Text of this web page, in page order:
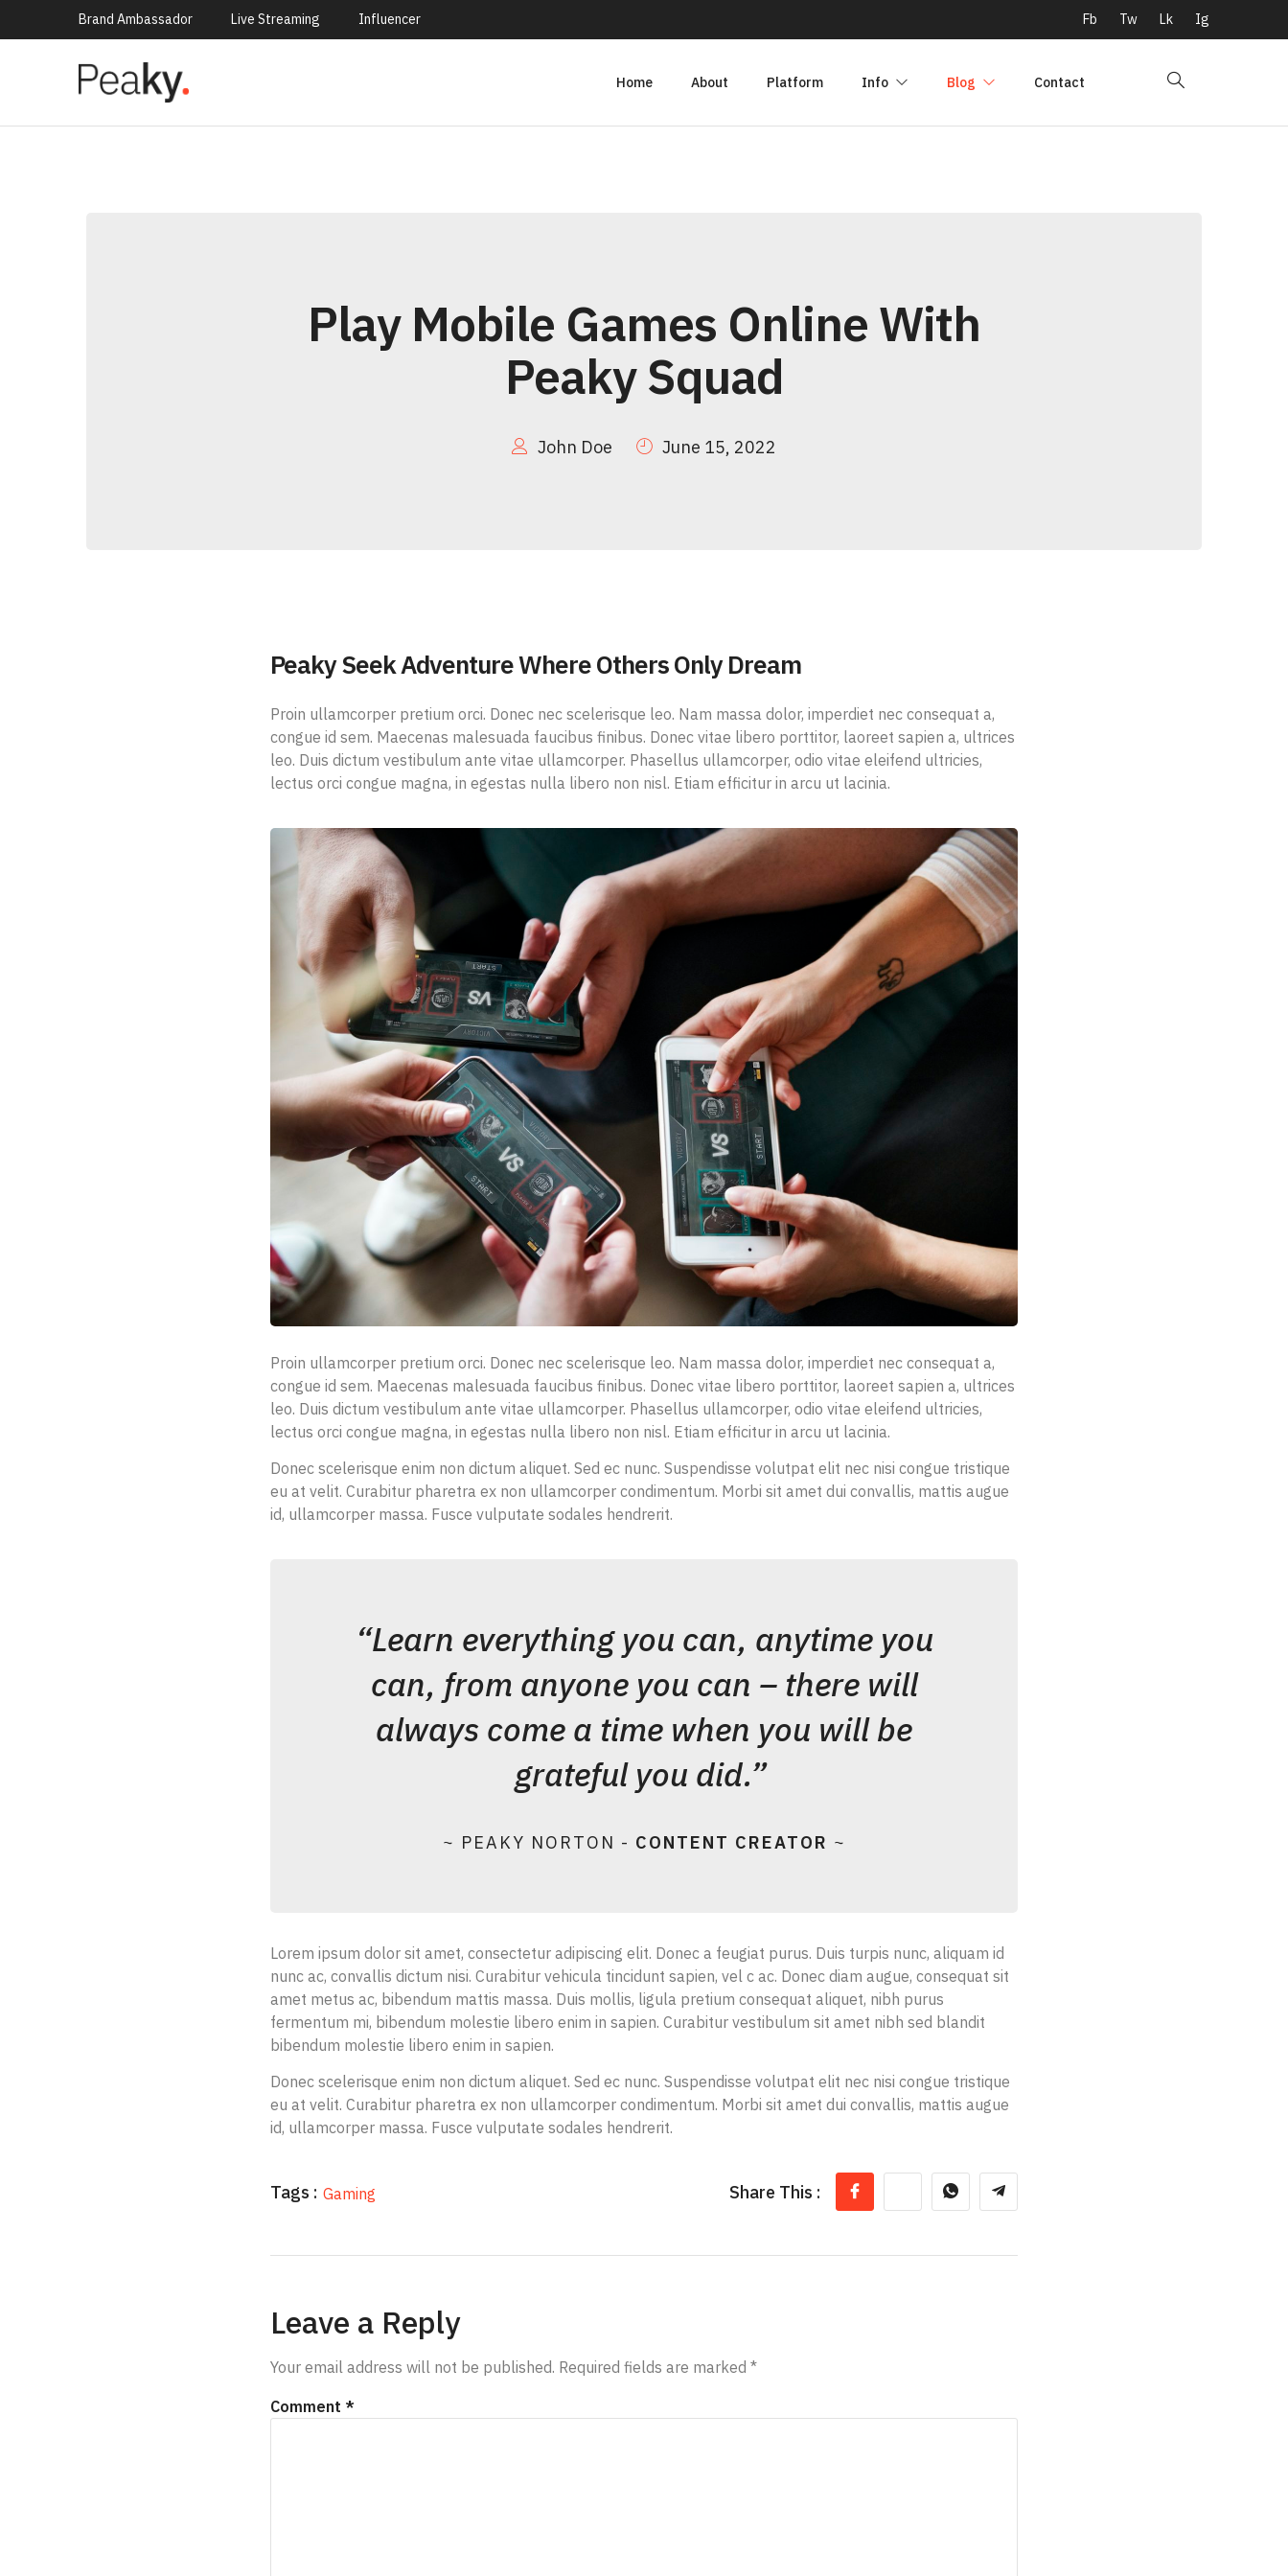
Brand Ambassador Live Streaming Influencer Fb Tw Lk Ig
Home About Platform Info Blog Contact
Play Mobile Games Online With
Peaky Squad
John Doe June 15, 2022
Peaky Seek Adventure Where Others Only Dream
Proin ullamcorper pretium orci. Donec nec scelerisque leo. Nam massa dolor, imperdiet nec consequat a,
congue id sem. Maecenas malesuada faucibus finibus. Donec vitae libero porttitor, laoreet sapien a, ultrices
leo. Duis dictum vestibulum ante vitae ullamcorper. Phasellus ullamcorper, odio vitae eleifend ultricies,
lectus orci congue magna, in egestas nulla libero non nisl. Etiam efficitur in arcu ut lacinia.
Proin ullamcorper pretium orci. Donec nec scelerisque leo. Nam massa dolor, imperdiet nec consequat a,
congue id sem. Maecenas malesuada faucibus finibus. Donec vitae libero porttitor, laoreet sapien a, ultrices
leo. Duis dictum vestibulum ante vitae ullamcorper. Phasellus ullamcorper, odio vitae eleifend ultricies,
lectus orci congue magna, in egestas nulla libero non nisl. Etiam efficitur in arcu ut lacinia.
Donec scelerisque enim non dictum aliquet. Sed ec nunc. Suspendisse volutpat elit nec nisi congue tristique
eu at velit. Curabitur pharetra ex non ullamcorper condimentum. Morbi sit amet dui convallis, mattis augue
id, ullamcorper massa. Fusce vulputate sodales hendrerit.
“Learn everything you can, anytime you
can, from anyone you can – there will
always come a time when you will be
grateful you did.”
~ PEAKY NORTON - CONTENT CREATOR ~
Lorem ipsum dolor sit amet, consectetur adipiscing elit. Donec a feugiat purus. Duis turpis nunc, aliquam id
nunc ac, convallis dictum nisi. Curabitur vehicula tincidunt sapien, vel c ac. Donec diam augue, consequat sit
amet metus ac, bibendum mattis massa. Duis mollis, ligula pretium consequat aliquet, nibh purus
fermentum mi, bibendum molestie libero enim in sapien. Curabitur vestibulum sit amet nibh sed blandit
bibendum molestie libero enim in sapien.
Donec scelerisque enim non dictum aliquet. Sed ec nunc. Suspendisse volutpat elit nec nisi congue tristique
eu at velit. Curabitur pharetra ex non ullamcorper condimentum. Morbi sit amet dui convallis, mattis augue
id, ullamcorper massa. Fusce vulputate sodales hendrerit.
Tags : Gaming Share This :
Leave a Reply
Your email address will not be published. Required fields are marked *
Comment *